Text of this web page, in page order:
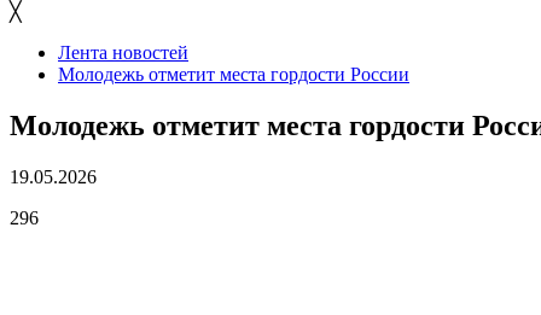
╳
Лента новостей
Молодежь отметит места гордости России
Молодежь отметит места гордости
19.05.2026
296